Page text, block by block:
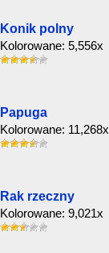
Konik polny
Kolorowane: 5,556x
Papuga
Kolorowane: 11,268x
Rak rzeczny
Kolorowane: 9,021x